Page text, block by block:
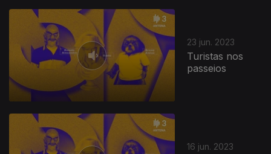
23 jun. 2023
Turistas nos
passeios
16 jun. 2023